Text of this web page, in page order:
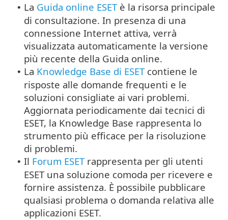
• La Guida online ESETè la risorsa principale
di consultazione. In presenza di una
connessione Internet attiva, verrà
visualizzata automaticamente la versione
più recente della Guida online.
• La Knowledge Base di ESETcontiene le
risposte alle domande frequenti e le
soluzioni consigliate ai vari problemi.
Aggiornata periodicamente dai tecnici di
ESET, la Knowledge Base rappresenta lo
strumento più efficace per la risoluzione
di problemi.
• Il Forum ESETrappresenta per gli utenti
ESET una soluzione comoda per ricevere e
fornire assistenza. È possibile pubblicare
qualsiasi problema o domanda relativa alle
applicazioni ESET.